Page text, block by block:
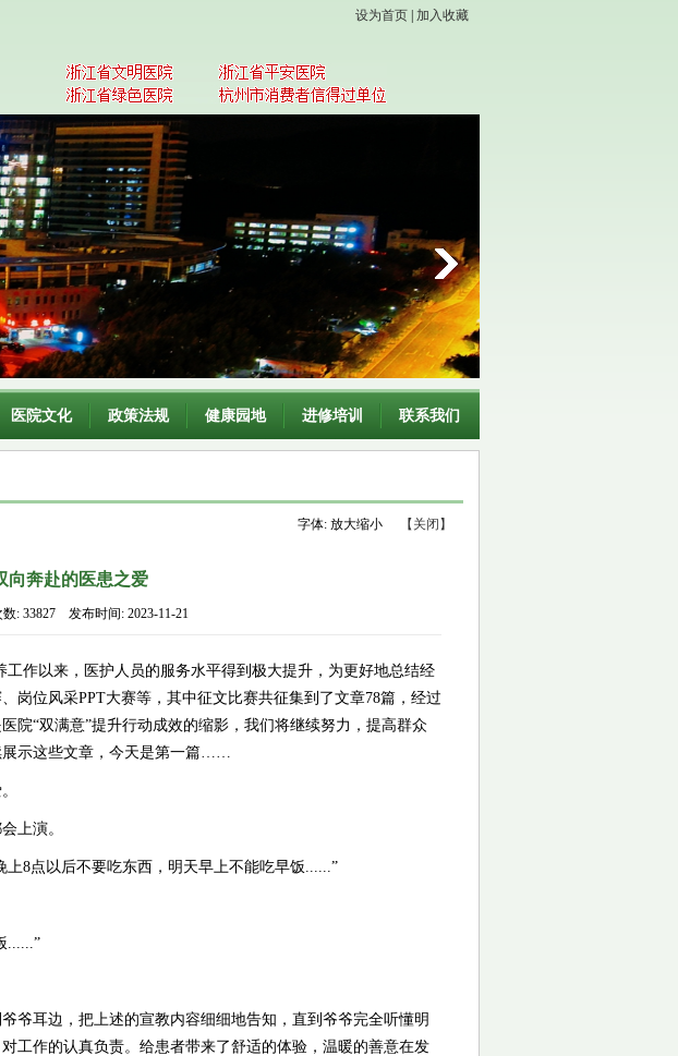
设为首页 加入收藏
医院文化 政策法规 健康园地 进修培训 联系我们
【关闭】
字体: 放大缩小
向奔赴的医患之爱
: 33827 发布时间: 2023-11-21
工作以来，医护人员的服务水平得到极大提升，为更好地总结经
岗位风采PPT大赛等，其中征文比赛共征集到了文章78篇，经过
院“双满意”提升行动成效的缩影，我们将继续努力，提高群众
展示这些文章，今天是第一篇……
上演。
8点以后不要吃东西，明天早上不能吃早饭......”
......”
爷耳边，把上述的宣教内容细细地告知，直到爷爷完全听懂明
工作的认真负责。给患者带来了舒适的体验，温暖的善意在发